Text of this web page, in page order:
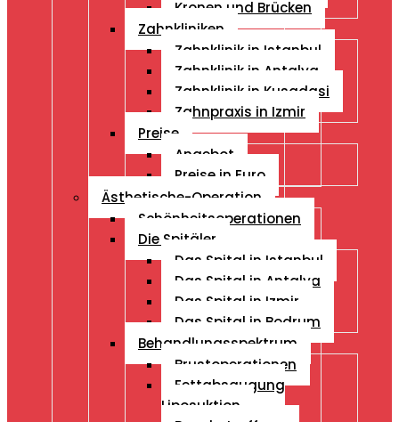
Kronen und Brücken
Zahnkliniken
Zahnklinik in Istanbul
Zahnklinik in Antalya
Zahnklinik in Kusadasi
Zahnpraxis in Izmir
Preise
Angebot
Preise in Euro
Ästhetische-Operation
Schönheitsoperationen
Die Spitäler
Das Spital in Istanbul
Das Spital in Antalya
Das Spital in Izmir
Das Spital in Bodrum
Behandlungsspektrum
Brustoperationen
Fettabsaugung
Liposuktion